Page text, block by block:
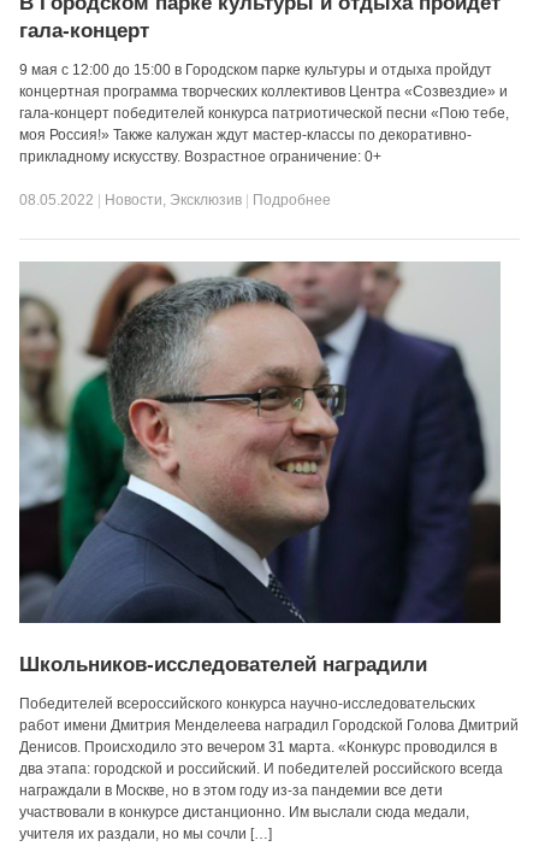
гала-концерт
9 мая с 12:00 до 15:00 в Городском парке культуры и отдыха пройдут
концертная программа творческих коллективов Центра «Созвездие» и
гала-концерт победителей конкурса патриотической песни «Пою тебе,
моя Россия!» Также калужан ждут мастер-классы по декоративно-
прикладному искусству. Возрастное ограничение: 0+
08.05.2022 Новости, Эксклюзив Подробнее
Школьников-исследователей наградили
Победителей всероссийского конкурса научно-исследовательских
работ имени Дмитрия Менделеева наградил Городской Голова Дмитрий
Денисов. Происходило это вечером 31 марта. «Конкурс проводился в
два этапа: городской и российский. И победителей российского всегда
награждали в Москве, но в этом году из-за пандемии все дети
участвовали в конкурсе дистанционно. Им выслали сюда медали,
учителя их раздали, но мы сочли […]